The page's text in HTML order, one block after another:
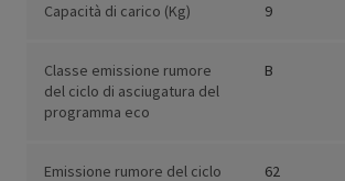
Capacità di carico (Kg) 9
Classe emissione rumore
del ciclo di asciugatura del
programma eco
B
Emissione rumore del ciclo
62